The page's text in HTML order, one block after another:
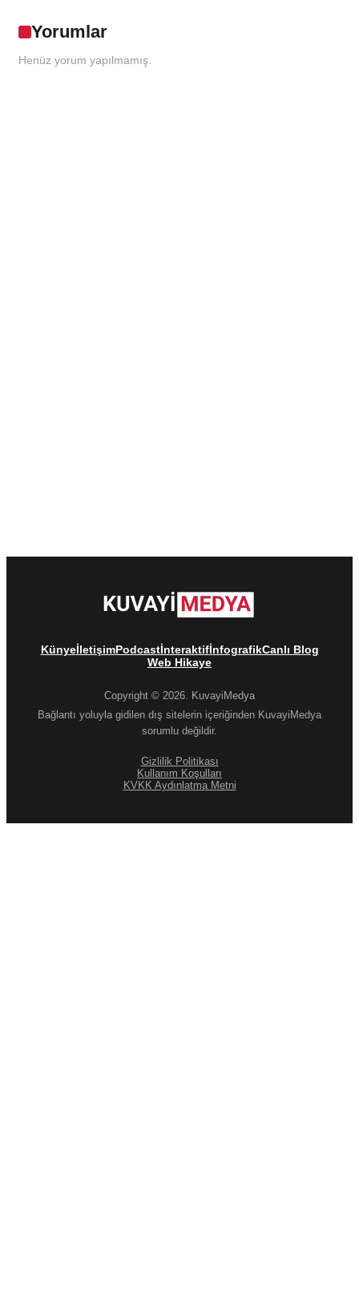
Yorumlar
Henüz yorum yapılmamış.
KünyeİletişimPodcastİnteraktifİnfografikCanlı Blog
Web Hikaye
Copyright © 2026. KuvayiMedya
Bağlantı yoluyla gidilen dış sitelerin içeriğinden KuvayiMedya
sorumlu değildir.
Gizlilik Politikası
Kullanım Koşulları
KVKK Aydınlatma Metni